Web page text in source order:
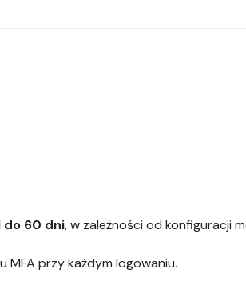
do 60 dni, w zależności od konfiguracji
MFA przy każdym logowaniu.